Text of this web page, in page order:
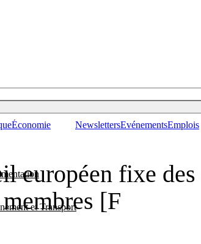
et Transport
Économie NewslettersEvénementsEmplois
européen fixe
[F